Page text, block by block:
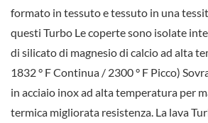
formato in tessuto e tessuto in una
questi Turbo Le coperte sono isolate
di silicato di magnesio di calcio ad alta
1832 ° F Continua / 2300 ° F Picco)
in acciaio inox ad alta temperatura per
termica migliorata resistenza. La lava